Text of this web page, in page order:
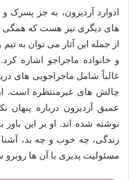
ادوارد آردیزون، به جز
های دیگری نیز هست که
از جمله این آثار می توان به
و خانواده ماجراجو اشاره
غالباً شامل ماجراجویی های
چالش های غیرمنتظره است.
عمیق آردیزون درباره پنهان
نوشته شده اند. او بر این باور
زندگی، چه خوب و چه بد، آشنا
مسئولیت پذیری با آن ها روبرو